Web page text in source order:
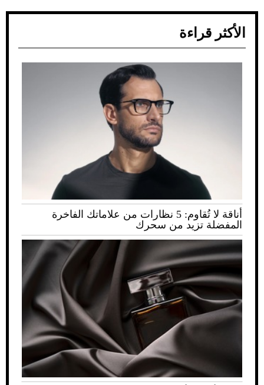
الأكثر قراءة
أناقة لا تُقاوم: 5 نظارات من علاماتك الفاخرة
المفضلة تزيد من سحرك